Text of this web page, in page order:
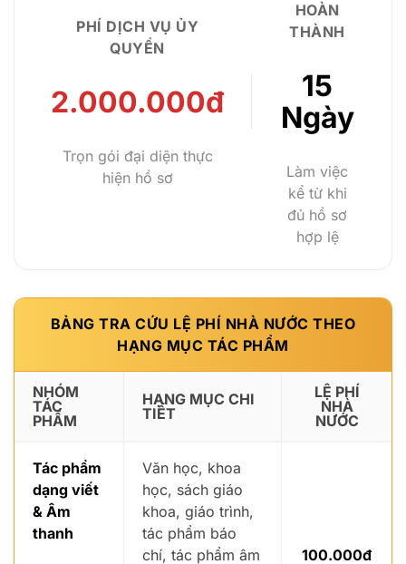
PHÍ DỊCH VỤ ỦY
QUYỀN
2.000.000đ
Trọn gói đại diện thực
hiện hồ sơ
HOÀN
THÀNH
15
Ngày
Làm việc
kể từ khi
đủ hồ sơ
hợp lệ
BẢNG TRA CỨU LỆ PHÍ NHÀ NƯỚC THEO
HẠNG MỤC TÁC PHẨM
NHÓM
TÁC
PHẨM
HẠNG MỤC CHI
TIẾT
LỆ PHÍ
NHÀ
NƯỚC
Tác phẩm
dạng viết
& Âm
thanh
Văn học, khoa
học, sách giáo
khoa, giáo trình,
tác phẩm báo
chí, tác phẩm âm
100.000đ